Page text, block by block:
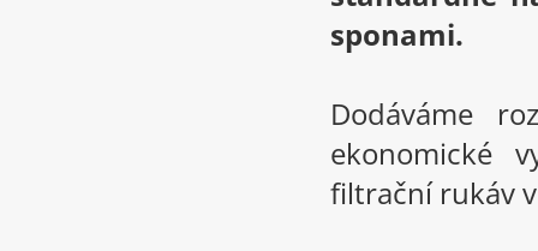
sponami.
Dodáváme
ekonomické
filtrační rukáv